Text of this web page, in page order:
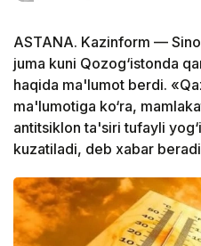
ASTANA. Kazinform —
juma kuni Qozog‘istonda
haqida ma'lumot berdi.
ma'lumotiga ko‘ra,
antitsiklon ta'siri tufayli
kuzatiladi, deb xabar